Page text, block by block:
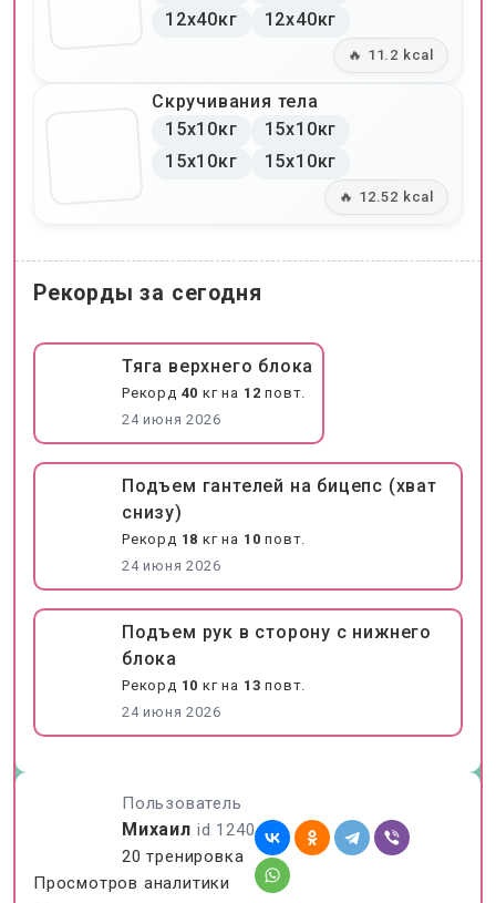
Пользователь
Михаил id 1240
20 тренировка
Просмотров аналитики
12x40кг
12x40кг
🔥 11.2 kcal
Скручивания тела
15x10кг
15x10кг
15x10кг
15x10кг
🔥 12.52 kcal
Рекорды за сегодня
Тяга верхнего блока
Рекорд 40 кг на 12повт.
24 июня 2026
Подъем гантелей на бицепс (хват
снизу)
Рекорд 18 кг на 10повт.
24 июня 2026
Подъем рук в сторону с нижнего
блока
Рекорд 10 кг на 13повт.
24 июня 2026